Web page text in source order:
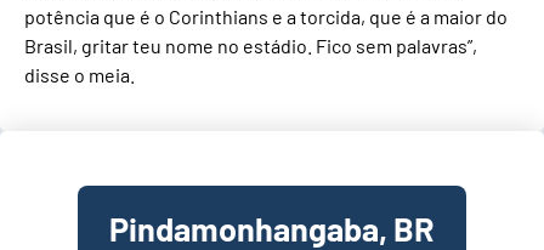
potência que é o Corinthians e a torcida, que é a maior do
Brasil, gritar teu nome no estádio. Fico sem palavras”,
disse o meia.
Pindamonhangaba, BR